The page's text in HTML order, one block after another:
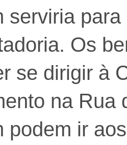
serviria para
Os
se dirigir à
na Rua
podem ir